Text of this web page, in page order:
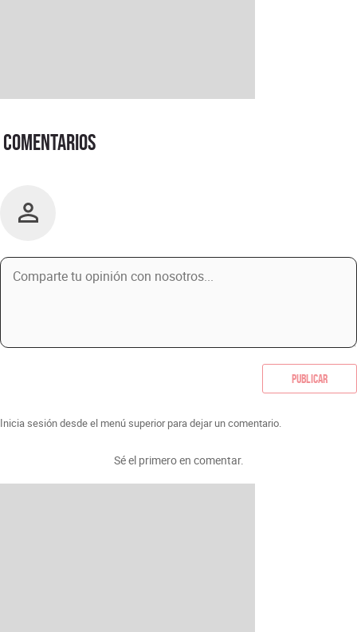
Comentarios
Publicar
Inicia sesión desde el menú superior para dejar un comentario.
Sé el primero en comentar.